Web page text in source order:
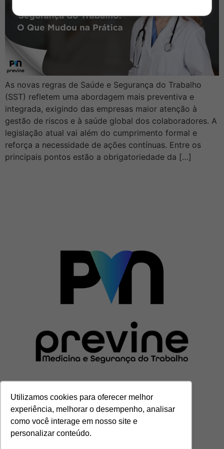
Utilizamos cookies para oferecer melhor
experiência, melhorar o desempenho, analisar
como você interage em nosso site e
personalizar conteúdo.
As novas regras de Saúde e Segurança do Trabalho
(SST) refletem uma abordagem mais preventiva e
integrada, exigindo das empresas maior atenção à
gestão de riscos e à saúde global dos colaboradores. A
legislação atual vai além do cumprimento formal e
reforça a necessidade de ações contínuas. Entre os
principais pontos estão a obrigatoriedade da […]
CENTRAL DE ATENDIMENTO
(11) 3201-7000
contato@grupoprevine.com.br